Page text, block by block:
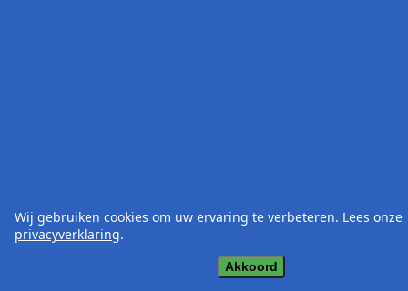
Wij gebruiken cookies om uw ervaring te verbeteren. Lees onze
privacyverklaring.
Akkoord